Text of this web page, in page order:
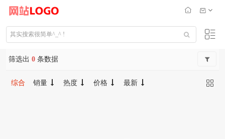
筛选出 0 条数据
综合 销量 热度 价格 最新